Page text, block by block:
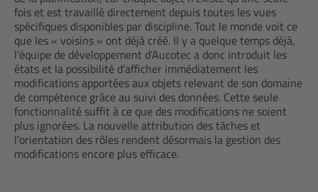
fois et est travaillé directement depuis toutes les vues
spécifiques disponibles par discipline. Tout le monde voit ce
que les « voisins » ont déjà créé. Il y a quelque temps déjà,
l'équipe de développement d'Aucotec a donc introduit les
états et la possibilité d'afficher immédiatement les
modifications apportées aux objets relevant de son domaine
de compétence grâce au suivi des données. Cette seule
fonctionnalité suffit à ce que des modifications ne soient
plus ignorées. La nouvelle attribution des tâches et
l'orientation des rôles rendent désormais la gestion des
modifications encore plus efficace.